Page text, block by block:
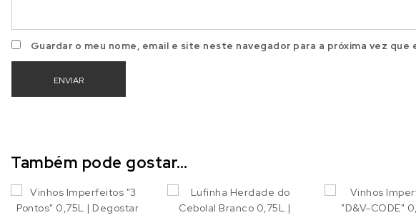
Guardar o meu nome, email e site neste navegador para a próxima vez que
Também pode gostar…